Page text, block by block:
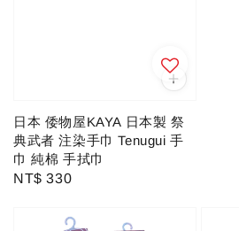
日本 倭物屋KAYA 日本製 祭
典武者 注染手巾 Tenugui 手
巾 純棉 手拭巾
Regular
NT$ 330